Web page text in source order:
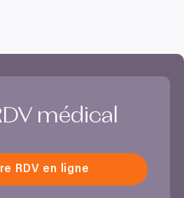
médical
RDV en ligne